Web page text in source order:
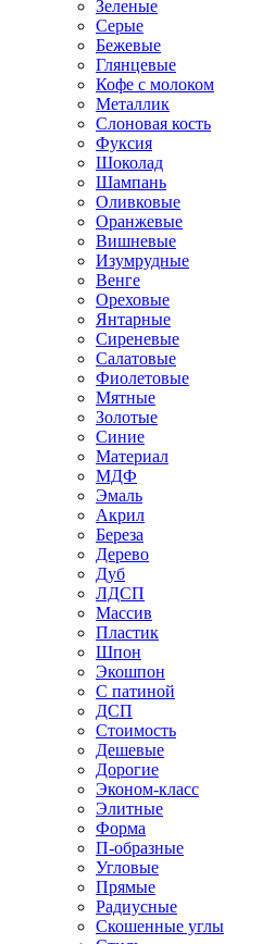
Зеленые
Серые
Бежевые
Глянцевые
Кофе с молоком
Металлик
Слоновая кость
Фуксия
Шоколад
Шампань
Оливковые
Оранжевые
Вишневые
Изумрудные
Венге
Ореховые
Янтарные
Сиреневые
Салатовые
Фиолетовые
Мятные
Золотые
Синие
Материал
МДФ
Эмаль
Акрил
Береза
Дерево
Дуб
ЛДСП
Массив
Пластик
Шпон
Экошпон
С патиной
ДСП
Стоимость
Дешевые
Дорогие
Эконом-класс
Элитные
Форма
П-образные
Угловые
Прямые
Радиусные
Скошенные углы